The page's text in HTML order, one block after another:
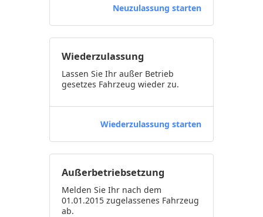
Neuzulassung starten
Wiederzulassung
Lassen Sie Ihr außer Betrieb
gesetzes Fahrzeug wieder zu.
Wiederzulassung starten
Außerbetriebsetzung
Melden Sie Ihr nach dem
01.01.2015 zugelassenes Fahrzeug
ab.